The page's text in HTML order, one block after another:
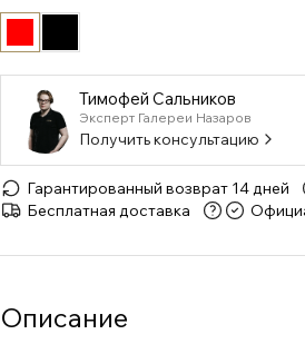
Тимофей Сальников
Эксперт Галереи Назаров
Получить консультацию
Гарантированный возврат 14 дней
Бесплатная доставка
Описание